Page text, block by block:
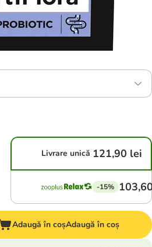
Livrare unică 121,90 lei
-15%
Adaugă în coșAdaugă în coș